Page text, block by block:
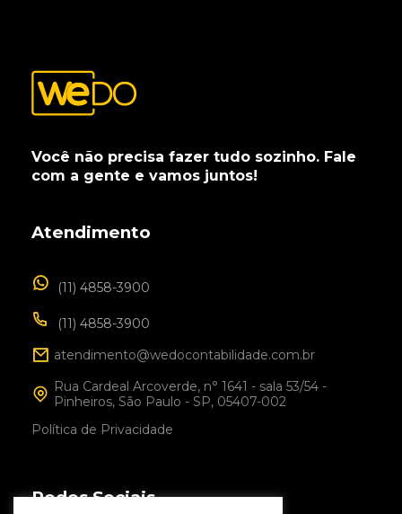
Você não precisa fazer tudo sozinho. Fale
com a gente e vamos juntos!
Atendimento
(11) 4858-3900
(11) 4858-3900
atendimento@wedocontabilidade.com.br
Rua Cardeal Arcoverde, n° 1641 - sala 53/54 -
Pinheiros, São Paulo - SP, 05407-002
Política de Privacidade
Redes Sociais